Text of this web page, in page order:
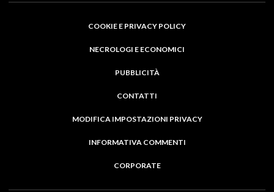
COOKIE E PRIVACY POLICY
NECROLOGI E ECONOMICI
PUBBLICITÀ
CONTATTI
MODIFICA IMPOSTAZIONI PRIVACY
INFORMATIVA COMMENTI
CORPORATE